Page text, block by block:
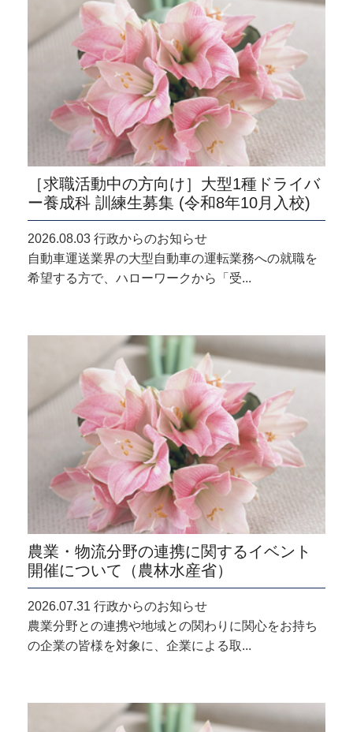
［求職活動中の方向け］大型1種ドライバ
ー養成科 訓練生募集 (令和8年10月入校)
2026.08.03 行政からのお知らせ
自動車運送業界の大型自動車の運転業務への就職を
希望する方で、ハローワークから「受...
農業・物流分野の連携に関するイベント
開催について（農林水産省）
2026.07.31 行政からのお知らせ
農業分野との連携や地域との関わりに関心をお持ち
の企業の皆様を対象に、企業による取...